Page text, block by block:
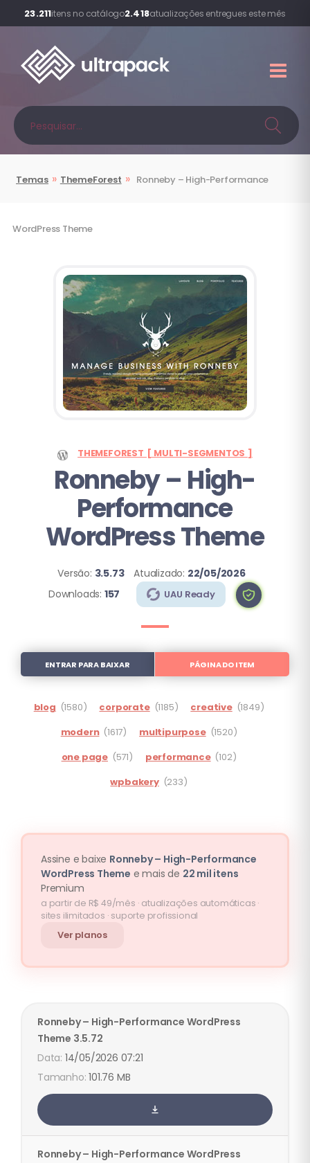
23.211itens no catálogo2.418atualizações entregues este mês
Temas » ThemeForest » Ronneby – High-Performance
WordPress Theme
THEMEFOREST [ MULTI-SEGMENTOS ]
Ronneby – High-
Performance
WordPress Theme
Versão: 3.5.73 Atualizado: 22/05/2026
Downloads: 157 UAU Ready
ENTRAR PARA BAIXAR PÁGINA DO ITEM
blog (1580) corporate (1185) creative (1849)
modern (1617) multipurpose (1520)
one page (571) performance (102)
wpbakery (233)
Assine e baixe Ronneby – High-Performance
WordPress Theme e mais de 22 mil itens
Premium
a partir de R$ 49/mês · atualizações automáticas ·
sites ilimitados · suporte profissional
Ver planos
Ronneby – High-Performance WordPress
Theme 3.5.72
14/05/2026 07:21
101.76 MB
Ronneby – High-Performance WordPress